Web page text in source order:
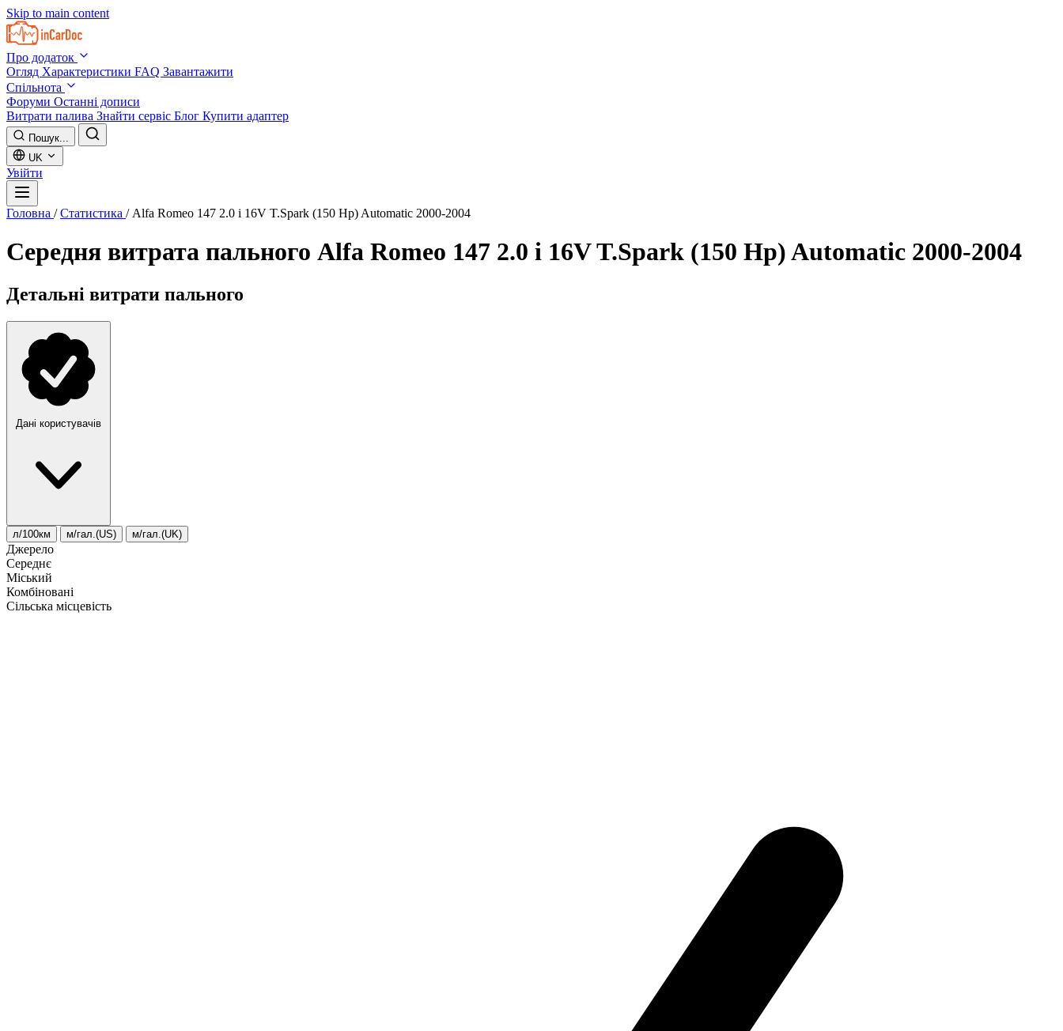
Skip to main content
Про додаток
Огляд Характеристики FAQ Завантажити
Спільнота
Форуми Останні дописи
Витрати палива Знайти сервіс Блог Купити адаптер
Пошук...
UK
Увійти
Головна / Статистика / Alfa Romeo 147 2.0 i 16V T.Spark (150 Hp) Automatic 2000-2004
Середня витрата пального Alfa Romeo 147 2.0 i 16V T.Spark (150 Hp) Automatic 2000-2004
Детальні витрати пального
Дані користувачів
л/100км м/гал.(US) м/гал.(UK)
Джерело
Середнє
Міський
Комбіновані
Сільська місцевість